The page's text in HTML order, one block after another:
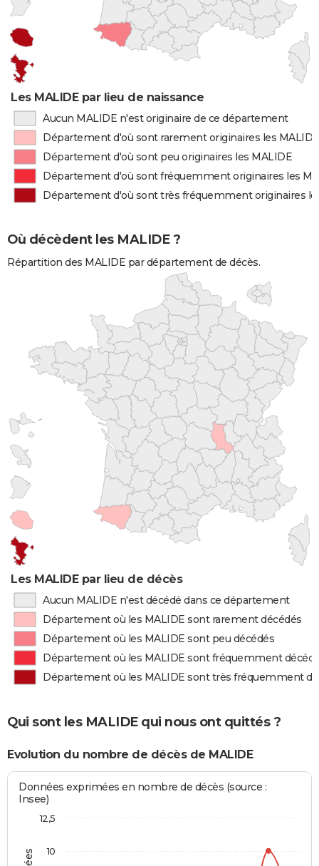
Les MALIDE par lieu de naissance
Aucun MALIDE n'est originaire de ce département
Département d'où sont rarement originaires les MALIDE
Département d'où sont peu originaires les MALIDE
Département d'où sont fréquemment originaires les
Département d'où sont très fréquemment originaires
Où décèdent les MALIDE ?
Répartition des MALIDE par département de décès.
Les MALIDE par lieu de décès
Aucun MALIDE n'est décédé dans ce département
Département où les MALIDE sont rarement décédés
Département où les MALIDE sont peu décédés
Département où les MALIDE sont fréquemment
Département où les MALIDE sont très fréquemment
Qui sont les MALIDE qui nous ont quittés ?
Evolution du nombre de décès de MALIDE
Données exprimées en nombre de décès (source :
Insee)
10
12,5